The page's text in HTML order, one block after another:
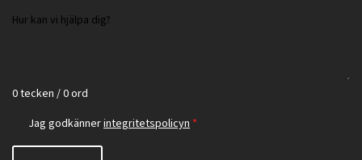
0 tecken / 0 ord
Jag godkännerintegritetspolicyn *